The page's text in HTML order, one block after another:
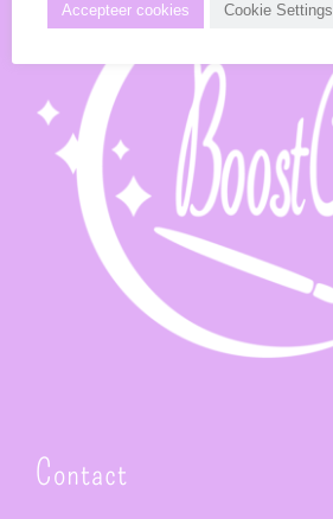
Contact
Accepteer cookies Cookie Settings